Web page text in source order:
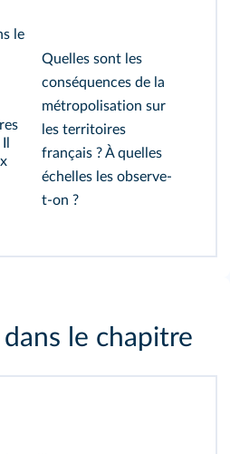
le
Quelles sont les
conséquences de la
métropolisation sur
les territoires
français ? À quelles
échelles les observe-
t-on ?
le chapitre